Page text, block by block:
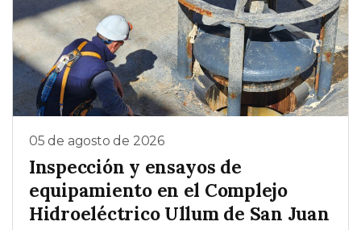
05 de agosto de 2026
Inspección y ensayos de
equipamiento en el Complejo
Hidroeléctrico Ullum de San Juan